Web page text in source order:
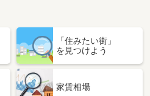
「住みたい街」
を見つけよう
家賃相場